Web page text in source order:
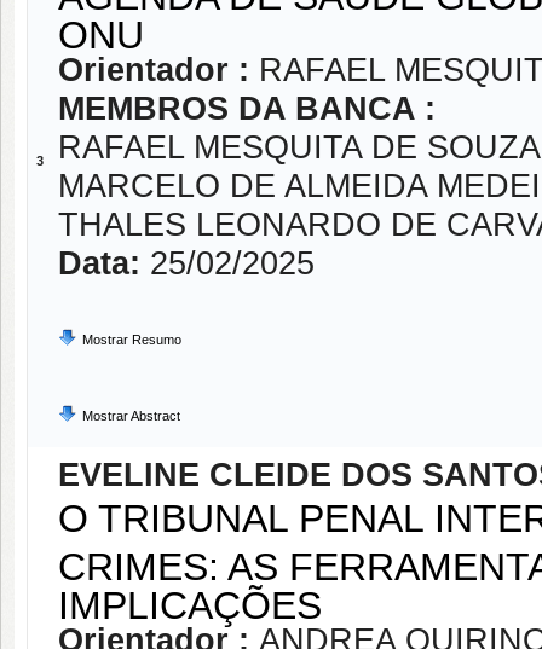
3
ONU
Orientador : RAFAEL
MEMBROS DA BANCA :
RAFAEL MESQUITA DE
MARCELO DE ALMEIDA
THALES LEONARDO DE
Data: 25/02/2025
Mostrar Resumo
Mostrar Abstract
EVELINE CLEIDE DOS
O TRIBUNAL PENAL
CRIMES: AS
IMPLICAÇÕES
Orientador : ANDREA